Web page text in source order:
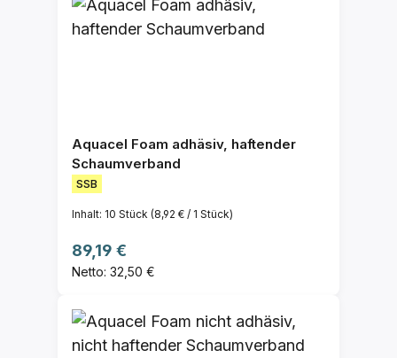
Aquacel Foam adhäsiv, haftender
Schaumverband
SSB
Inhalt: 10 Stück (8,92 € / 1 Stück)
Regulärer Preis:
89,19 €
Netto: 32,50 €